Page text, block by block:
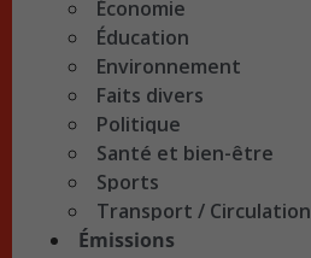
Économie
Éducation
Environnement
Faits divers
Politique
Santé et bien-être
Sports
Transport / Circulation
Émissions